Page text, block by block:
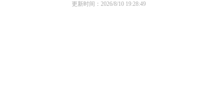
更新时间：2026/8/10 19:28:49